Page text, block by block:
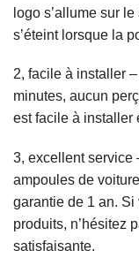
logo s’allume sur
s’éteint lorsque la
2, facile à installer
minutes, aucun
est facile à installer
3, excellent service
ampoules de
garantie de 1 an.
produits, n’hésitez
satisfaisante.